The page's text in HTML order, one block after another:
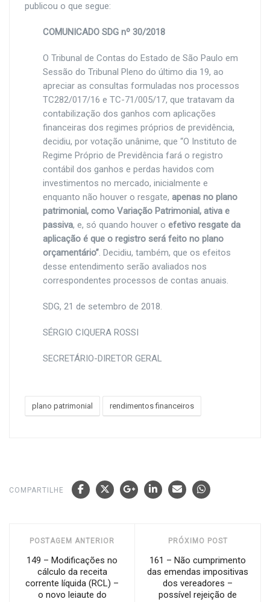
publicou o que segue:
COMUNICADO SDG nº 30/2018
O Tribunal de Contas do Estado de São Paulo em
Sessão do Tribunal Pleno do último dia 19, ao
apreciar as consultas formuladas nos processos
TC282/017/16 e TC-71/005/17, que tratavam da
contabilização dos ganhos com aplicações
financeiras dos regimes próprios de previdência,
decidiu, por votação unânime, que “O Instituto de
Regime Próprio de Previdência fará o registro
contábil dos ganhos e perdas havidos com
investimentos no mercado, inicialmente e
enquanto não houver o resgate, apenas no plano
patrimonial, como Variação Patrimonial, ativa e
passiva, e, só quando houver o efetivo resgate da
aplicação é que o registro será feito no plano
orçamentário”. Decidiu, também, que os efeitos
desse entendimento serão avaliados nos
correspondentes processos de contas anuais.
SDG, 21 de setembro de 2018.
SÉRGIO CIQUERA ROSSI
SECRETÁRIO-DIRETOR GERAL
plano patrimonial rendimentos financeiros
COMPARTILHE
POSTAGEM ANTERIOR
149 – Modificações no
cálculo da receita
corrente líquida (RCL) –
o novo leiaute do
PRÓXIMO POST
161 – Não cumprimento
das emendas impositivas
dos vereadores –
possível rejeição de